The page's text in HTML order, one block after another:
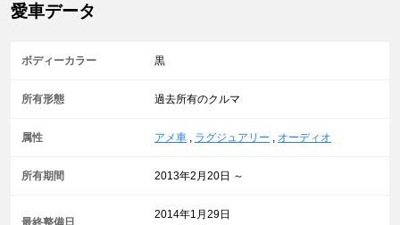
愛車データ
ボディーカラー 黒
所有形態 過去所有のクルマ
属性 アメ車 , ラグジュアリー , オーディオ
所有期間 2013年2月20日 ～
最終整備日
2014年1月29日